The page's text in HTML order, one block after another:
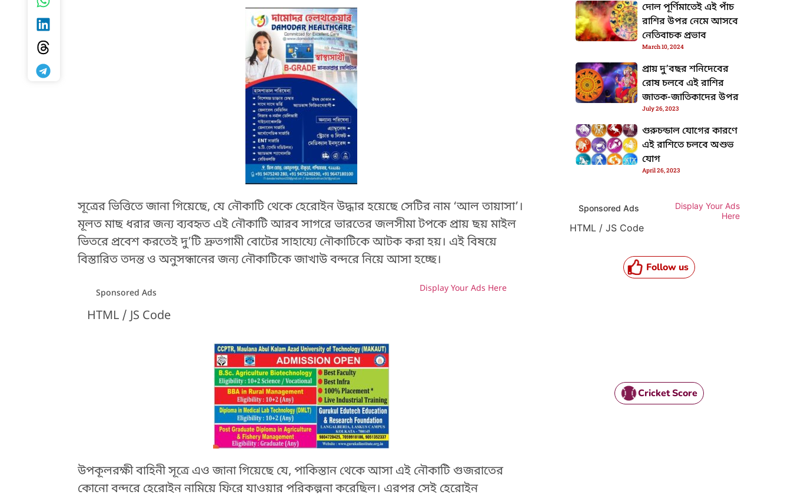
সূত্রের ভিত্তিতে জানা গিয়েছে, যে নৌকাটি থেকে হেরোইন উদ্ধার হয়েছে সেটির নাম ‘আল তায়াসা’।
মূলত মাছ ধরার জন্য ব্যবহৃত এই নৌকাটি আরব সাগরে ভারতের জলসীমা টপকে প্রায় ছয় মাইল
ভিতরে প্রবেশ করতেই দু’টি দ্রুতগামী বোটের সাহায্যে নৌকাটিকে আটক করা হয়। এই বিষয়ে
বিস্তারিত তদন্ত ও অনুসন্ধানের জন্য নৌকাটিকে জাখাউ বন্দরে নিয়ে আসা হচ্ছে।
Sponsored Ads Display Your Ads Here
HTML / JS Code
উপকূলরক্ষী বাহিনী সূত্রে এও জানা গিয়েছে যে, পাকিস্তান থেকে আসা এই নৌকাটি গুজরাতের
কোনো বন্দরে হেরোইন নামিয়ে ফিরে যাওয়ার পরিকল্পনা করেছিল। এরপর সেই হেরোইন
দোল পূর্ণিমাতেই এই পাঁচ
রাশির উপর নেমে আসবে
নেতিবাচক প্রভাব
March 10, 2024
প্রায় দু’বছর শনিদেবের
রোষ চলবে এই রাশির
জাতক-জাতিকাদের উপর
July 26, 2023
গুরুচন্ডাল যোগের কারণে
এই রাশিতে চলবে অশুভ
যোগ
April 26, 2023
Sponsored Ads
Display Your Ads
Here
HTML / JS Code HTML / JS Code
Follow us
Cricket Score